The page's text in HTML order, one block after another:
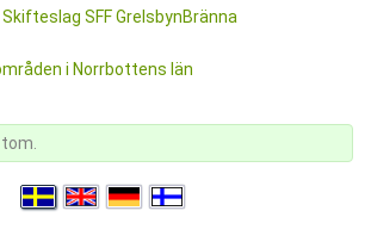
SFF GrelsbynBränna
i Norrbottens län